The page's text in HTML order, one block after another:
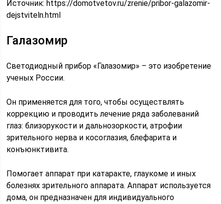
Источник:https://domotvetov.ru/zrenie/pribor-galazomir-
dejstviteln.html
Галазомир
Светодиодный прибор «Галазомир» – это изобретение
ученых России.
Он применяется для того, чтобы осуществлять
коррекцию и проводить лечение ряда заболеваний
глаз: близорукости и дальнозоркости, атрофии
зрительного нерва и косоглазия, блефарита и
конъюнктивита.
Помогает аппарат при катаракте, глаукоме и иных
болезнях зрительного аппарата. Аппарат используется
дома, он предназначен для индивидуального